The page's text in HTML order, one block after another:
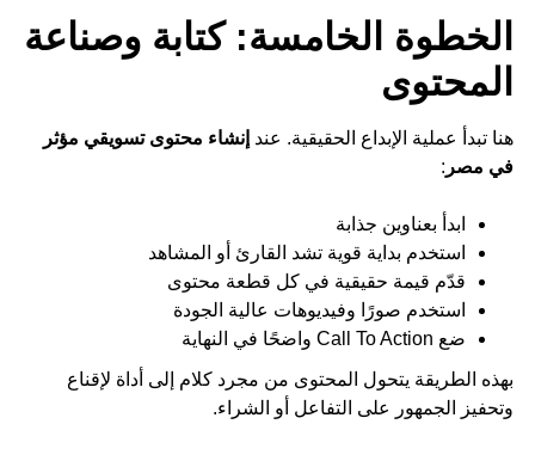
الخطوة الخامسة: كتابة وصناعة
المحتوى
هنا تبدأ عملية الإبداع الحقيقية. عند إنشاء محتوى تسويقي مؤثر
في مصر :
ابدأ بعناوين جذابة
استخدم بداية قوية تشد القارئ أو المشاهد
قدّم قيمة حقيقية في كل قطعة محتوى
استخدم صورًا وفيديوهات عالية الجودة
ضع Call To Action واضحًا في النهاية
بهذه الطريقة يتحول المحتوى من مجرد كلام إلى أداة لإقناع
وتحفيز الجمهور على التفاعل أو الشراء.